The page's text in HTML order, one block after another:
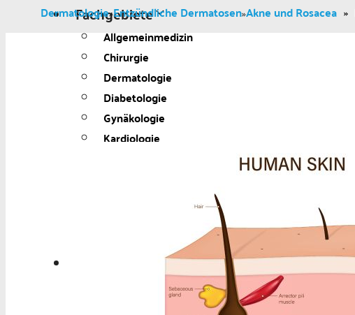
Fachgebiete
Allgemeinmedizin
Chirurgie
Dermatologie
Diabetologie
Gynäkologie
Kardiologie
Dermatologie»Entzündliche Dermatosen»Akne und Rosacea »